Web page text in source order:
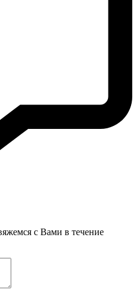
с Вами в течение